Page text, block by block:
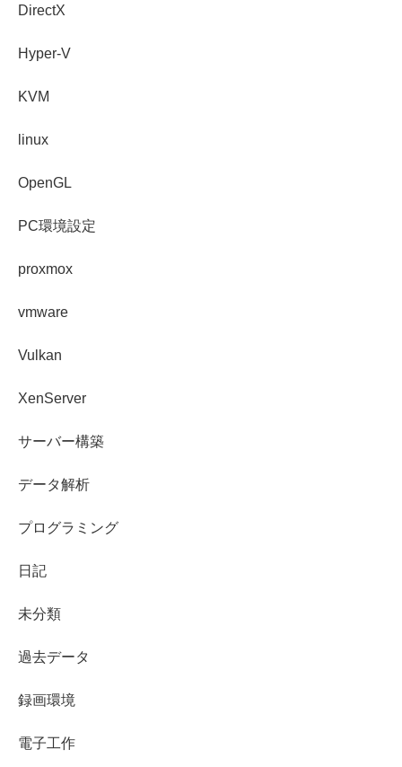
DirectX
Hyper-V
KVM
linux
OpenGL
PC環境設定
proxmox
vmware
Vulkan
XenServer
サーバー構築
データ解析
プログラミング
日記
未分類
過去データ
録画環境
電子工作